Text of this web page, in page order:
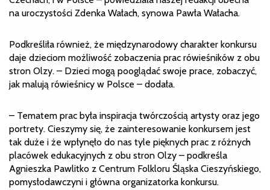
na uroczystości Zdenka Wałach, synowa Pawła Wałacha.
Podkreśliła również, że międzynarodowy charakter konkursu
daje dzieciom możliwość zobaczenia prac rówieśników z obu
stron Olzy. – Dzieci mogą pooglądać swoje prace, zobaczyć,
jak malują rówieśnicy w Polsce – dodała.
– Tematem prac była inspiracja twórczością artysty oraz jego
portrety. Cieszymy się, że zainteresowanie konkursem jest
tak duże i że wpłynęło do nas tyle pięknych prac z różnych
placówek edukacyjnych z obu stron Olzy – podkreśla
Agnieszka Pawlitko z Centrum Folkloru Śląska Cieszyńskiego,
pomysłodawczyni i główna organizatorka konkursu.